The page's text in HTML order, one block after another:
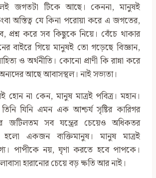
জগতটা টিকে আছে। কেননা, মানুষই
অস্তিত্ব যে কিনা পরোয়া করে এ জগতের,
প্রশ্ন করে সব কিছুকে নিয়ে। বেঁচে থাকার
বাইরে গিয়ে মানুষই তো গড়েছে বিজ্ঞান,
ও অর্থনীতি। কোনো প্রাণী কি রান্না করে
আছে আবাসস্থল। নাই সভ্যতা।
না কেন, মানুষ মাত্রই পবিত্র। মহান।
যিনি এমন এক আশ্চর্য সৃষ্টির কারিগর
জটিলতম সব যন্ত্রের চেয়েও অধিকতর
একজন ব্যক্তিমানুষ। মানুষ মাত্রই
পাপীকে নয়, ঘৃণা করতে হবে পাপকে।
হারানোর চেয়ে বড় ক্ষতি আর নাই।